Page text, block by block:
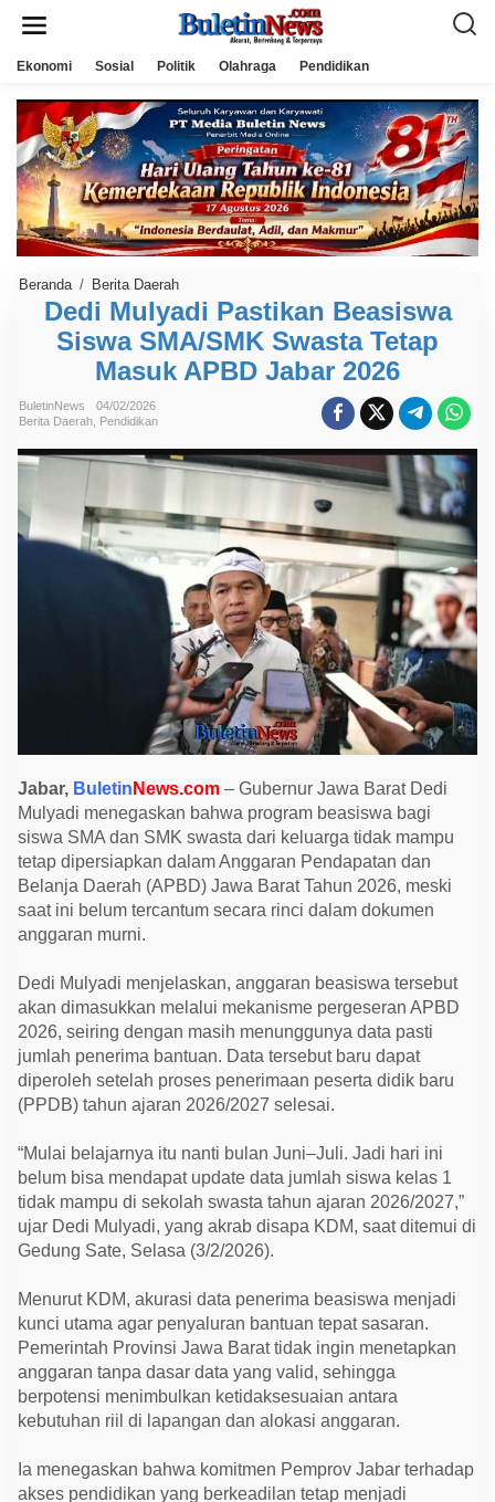
Ekonomi Sosial Politik Olahraga Pendidikan
Beranda / Berita Daerah
d
M
i
P
t
i
k
a
B
e
a
s
i
s
w
a
S
i
w
a
S
M
A
/
S
M
K
s
a
T
e
t
a
M
s
u
k
A
P
B
D
J
b
r
2
2
6
Dedi Mulyadi Pastikan Beasiswa
Siswa SMA/SMK Swasta Tetap
Masuk APBD Jabar 2026
BuletinNews
04/02/2026
Berita Daerah Pendidikan
Jabar, Buletin News.com – Gubernur Jawa Barat Dedi
Mulyadi menegaskan bahwa program beasiswa bagi
siswa SMA dan SMK swasta dari keluarga tidak mampu
tetap dipersiapkan dalam Anggaran Pendapatan dan
Belanja Daerah (APBD) Jawa Barat Tahun 2026, meski
saat ini belum tercantum secara rinci dalam dokumen
anggaran murni.
Dedi Mulyadi menjelaskan, anggaran beasiswa tersebut
akan dimasukkan melalui mekanisme pergeseran APBD
2026, seiring dengan masih menunggunya data pasti
jumlah penerima bantuan. Data tersebut baru dapat
diperoleh setelah proses penerimaan peserta didik baru
(PPDB) tahun ajaran 2026/2027 selesai.
“Mulai belajarnya itu nanti bulan Juni–Juli. Jadi hari ini
belum bisa mendapat update data jumlah siswa kelas 1
tidak mampu di sekolah swasta tahun ajaran 2026/2027,”
ujar Dedi Mulyadi, yang akrab disapa KDM, saat ditemui di
Gedung Sate, Selasa (3/2/2026).
Menurut KDM, akurasi data penerima beasiswa menjadi
kunci utama agar penyaluran bantuan tepat sasaran.
Pemerintah Provinsi Jawa Barat tidak ingin menetapkan
anggaran tanpa dasar data yang valid, sehingga
berpotensi menimbulkan ketidaksesuaian antara
kebutuhan riil di lapangan dan alokasi anggaran.
Ia menegaskan bahwa komitmen Pemprov Jabar terhadap
akses pendidikan yang berkeadilan tetap menjadi